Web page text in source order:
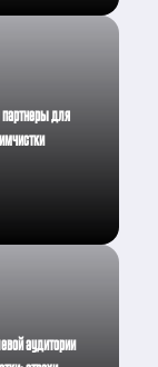
для
аудитории